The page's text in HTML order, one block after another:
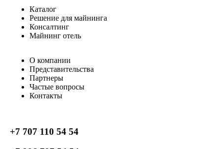
Каталог
Решение для майнинга
Консалтинг
Майнинг отель
О компании
Представительства
Партнеры
Частые вопросы
Контакты
+7 707 110 54 54